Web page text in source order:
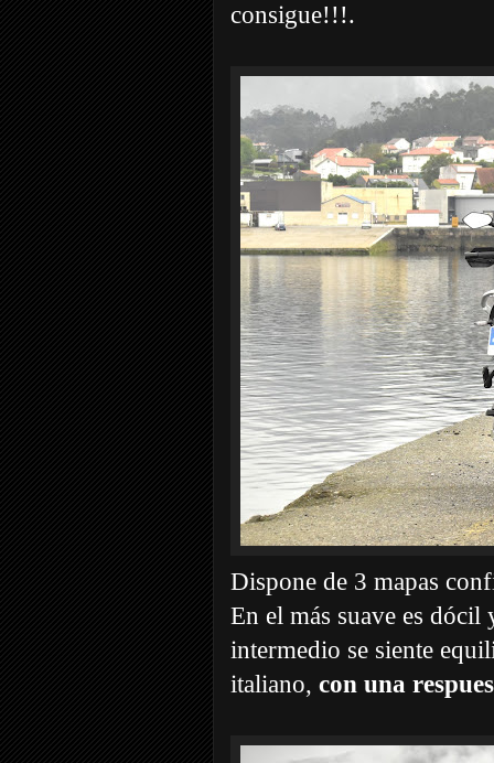
consigue!!!.
Dispone de 3 mapas
En el más suave es
intermedio se siente
italiano, con una